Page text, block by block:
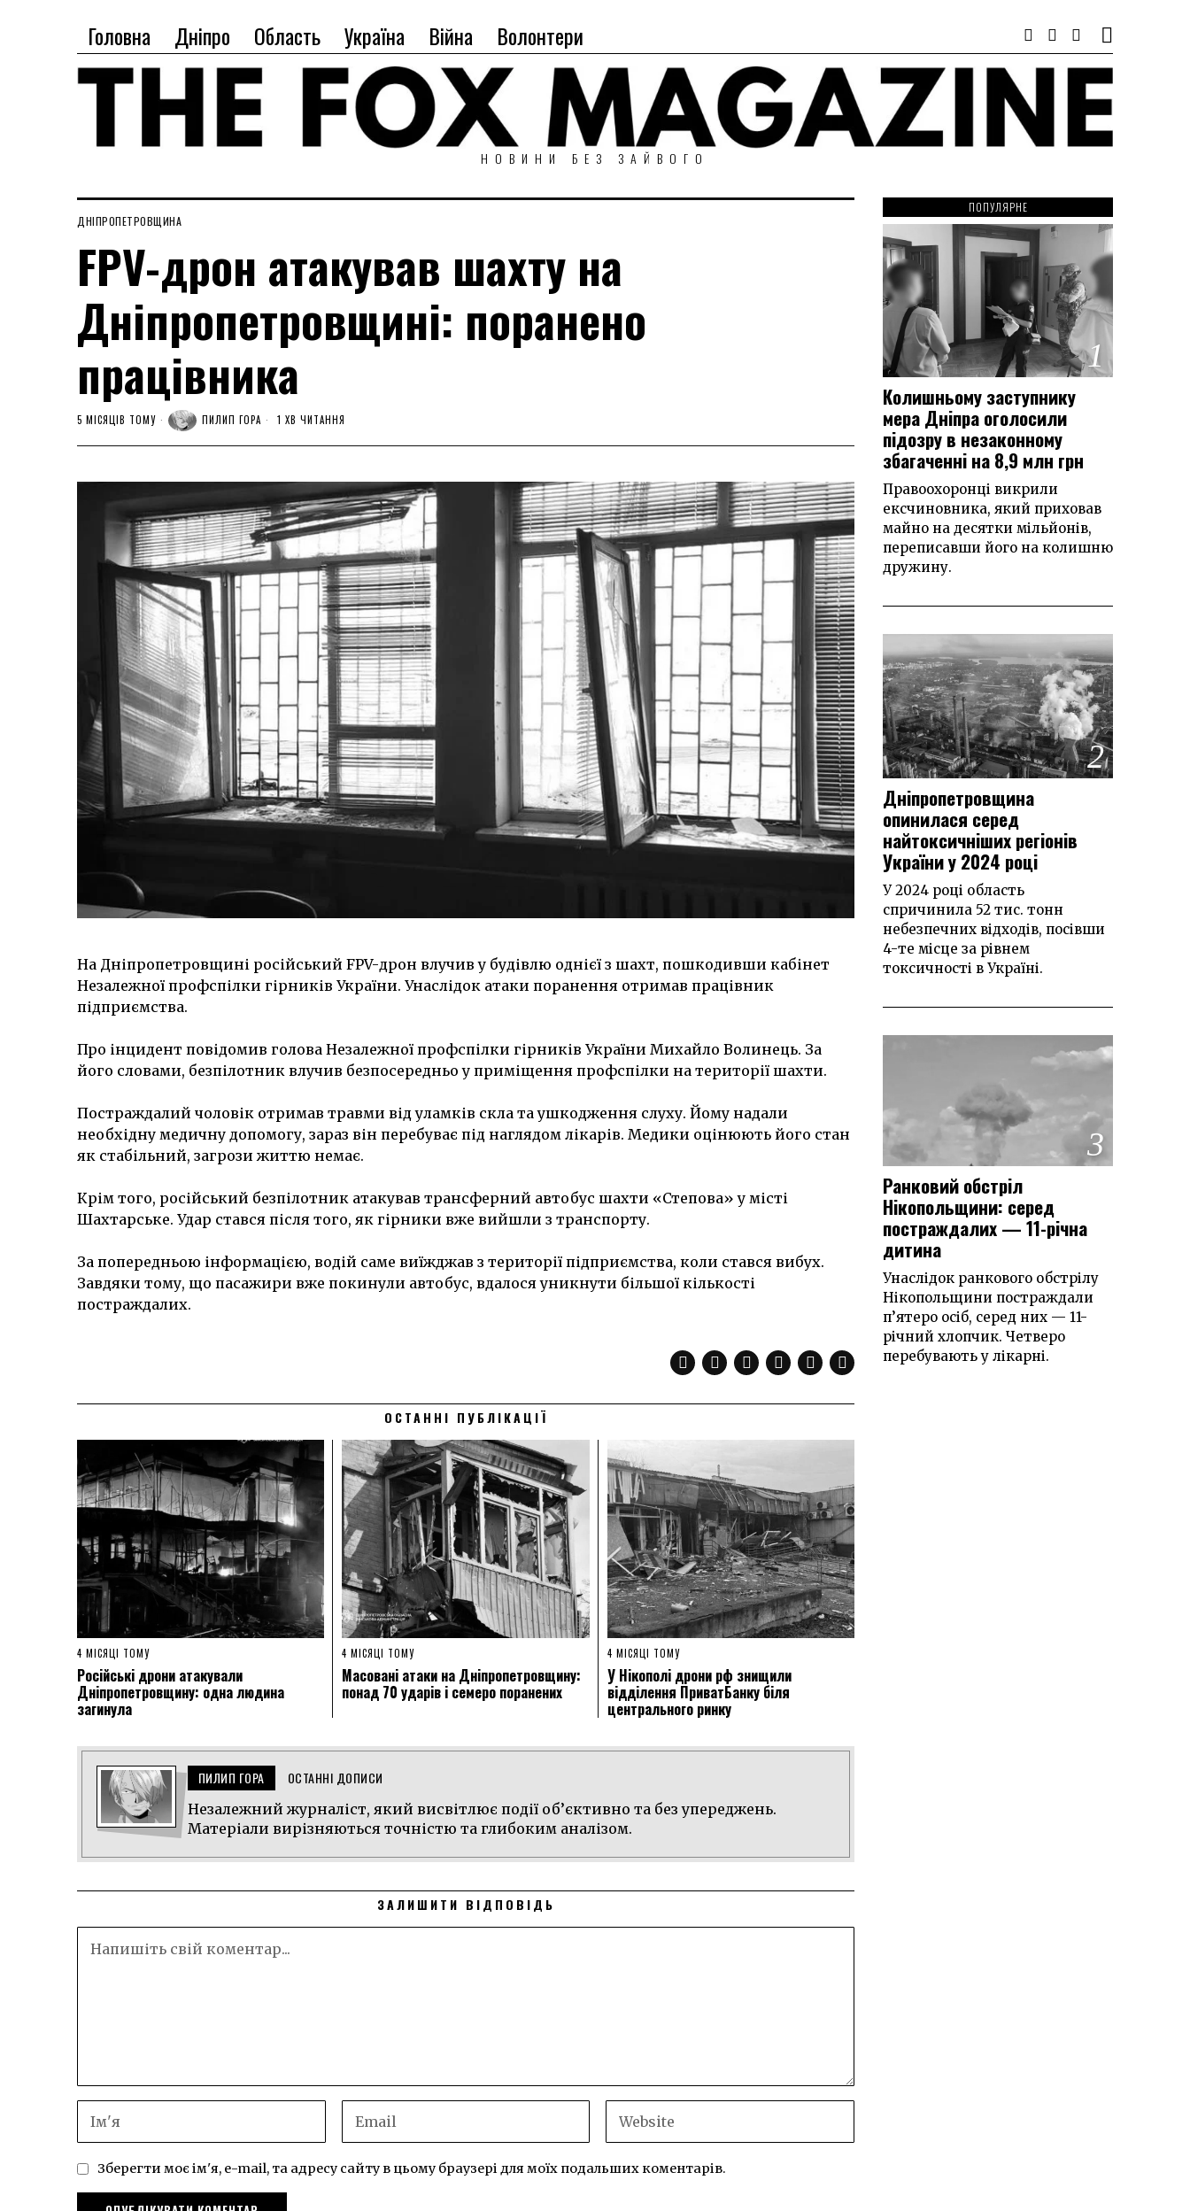
Головна Дніпро Область Україна Війна Волонтери
НОВИНИ БЕЗ ЗАЙВОГО
ДНІПРОПЕТРОВЩИНА
FPV-дрон атакував шахту на
Дніпропетровщині: поранено
працівника
5 МІСЯЦІВ ТОМУ ПИЛИП ГОРА 1 ХВ ЧИТАННЯ
На Дніпропетровщині російський FPV-дрон влучив у будівлю однієї з шахт, пошкодивши кабінет
Незалежної профспілки гірників України. Унаслідок атаки поранення отримав працівник
підприємства.
Про інцидент повідомив голова Незалежної профспілки гірників України Михайло Волинець. За
його словами, безпілотник влучив безпосередньо у приміщення профспілки на території шахти.
Постраждалий чоловік отримав травми від уламків скла та ушкодження слуху. Йому надали
необхідну медичну допомогу, зараз він перебуває під наглядом лікарів. Медики оцінюють його стан
як стабільний, загрози життю немає.
Крім того, російський безпілотник атакував трансферний автобус шахти «Степова» у місті
Шахтарське. Удар стався після того, як гірники вже вийшли з транспорту.
За попередньою інформацією, водій саме виїжджав з території підприємства, коли стався вибух.
Завдяки тому, що пасажири вже покинули автобус, вдалося уникнути більшої кількості
постраждалих.
ОСТАННІ ПУБЛІКАЦІЇ
4 МІСЯЦІ ТОМУ
Російські дрони атакували
Дніпропетровщину: одна людина
загинула
4 МІСЯЦІ ТОМУ
Масовані атаки на Дніпропетровщину:
понад 70 ударів і семеро поранених
4 МІСЯЦІ ТОМУ
У Нікополі дрони рф знищили
відділення ПриватБанку біля
центрального ринку
ПИЛИП ГОРА ОСТАННІ ДОПИСИ
Незалежний журналіст, який висвітлює події об’єктивно та без упереджень.
Матеріали вирізняються точністю та глибоким аналізом.
ЗАЛИШИТИ ВІДПОВІДЬ
Зберегти моє ім'я, e-mail, та адресу сайту в цьому браузері для моїх подальших коментарів.
ПОПУЛЯРНЕ
1
Колишньому заступнику
мера Дніпра оголосили
підозру в незаконному
збагаченні на 8,9 млн грн
Правоохоронці викрили
ексчиновника, який приховав
майно на десятки мільйонів,
переписавши його на колишню
дружину.
2
Дніпропетровщина
опинилася серед
найтоксичніших регіонів
України у 2024 році
У 2024 році область
спричинила 52 тис. тонн
небезпечних відходів, посівши
4-те місце за рівнем
токсичності в Україні.
3
Ранковий обстріл
Нікопольщини: серед
постраждалих — 11-річна
дитина
Унаслідок ранкового обстрілу
Нікопольщини постраждали
п’ятеро осіб, серед них — 11-
річний хлопчик. Четверо
перебувають у лікарні.